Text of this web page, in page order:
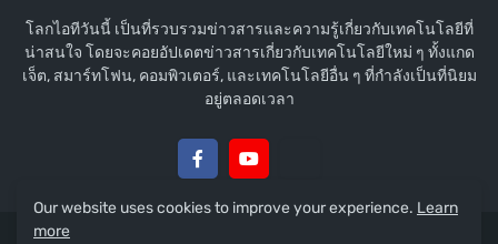
โลกไอทีวันนี้ เป็นที่รวบรวมข่าวสารและความรู้เกี่ยวกับเทคโนโลยีที่
น่าสนใจ โดยจะคอยอัปเดตข่าวสารเกี่ยวกับเทคโนโลยีใหม่ ๆ ทั้งแกด
เจ็ต, สมาร์ทโฟน, คอมพิวเตอร์, และเทคโนโลยีอื่น ๆ ที่กำลังเป็นที่นิยม
อยู่ตลอดเวลา
Our website uses cookies to improve your experience. Learn
more